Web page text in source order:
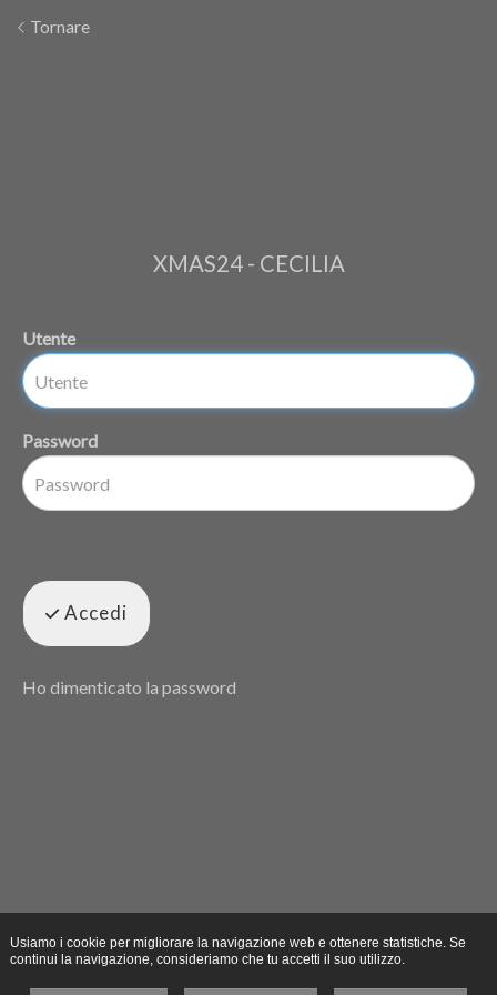
Tornare
XMAS24 - CECILIA
Utente
Password
Accedi
Ho dimenticato la password
Usiamo i cookie per migliorare la navigazione web e ottenere statistiche. Se
continui la navigazione, consideriamo che tu accetti il suo utilizzo.